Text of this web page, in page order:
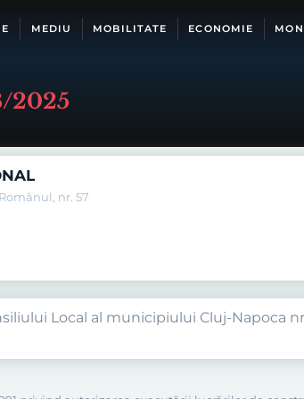
MEDIU MOBILITATE ECONOMIE
2025
nr. 57
Local al municipiului Cluj-Napoca